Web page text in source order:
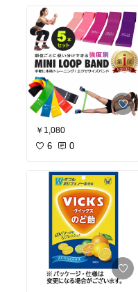
￥1,080
6 0